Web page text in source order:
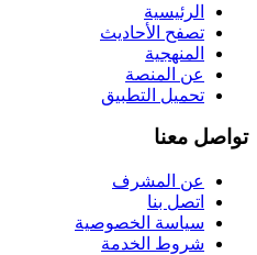
الرئيسية
تصفح الأحاديث
المنهجية
عن المنصة
تحميل التطبيق
تواصل معنا
عن المشرف
اتصل بنا
سياسة الخصوصية
شروط الخدمة